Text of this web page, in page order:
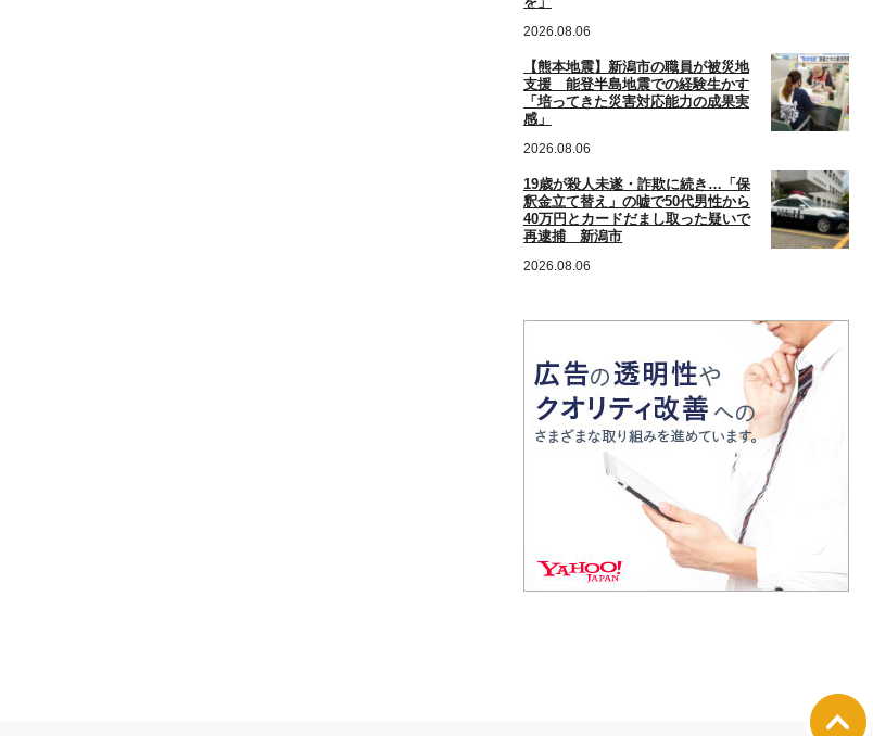
2026.08.06
【熊本地震】新潟市の職員が被災地
支援 能登半島地震での経験生かす
「培ってきた災害対応能力の成果実
感」
2026.08.06
19歳が殺人未遂・詐欺に続き…「保
釈金立て替え」の嘘で50代男性から
40万円とカードだまし取った疑いで
再逮捕 新潟市
2026.08.06